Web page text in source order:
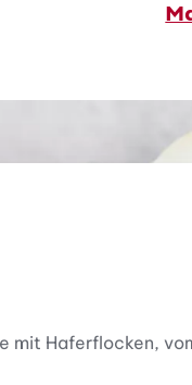
Haferflocken,